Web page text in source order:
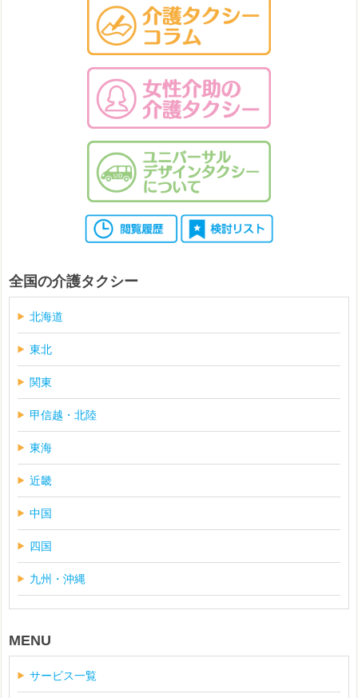
全国の介護タクシー
北海道
東北
関東
甲信越・北陸
東海
近畿
中国
四国
九州・沖縄
MENU
サービス一覧